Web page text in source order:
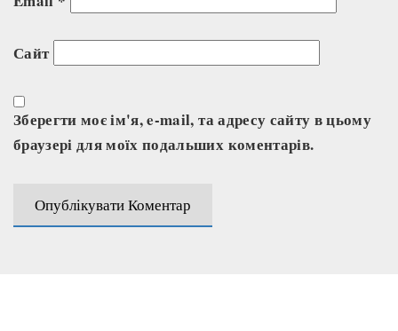
Сайт
Зберегти моє ім'я, e-mail, та адресу сайту в цьому
браузері для моїх подальших коментарів.